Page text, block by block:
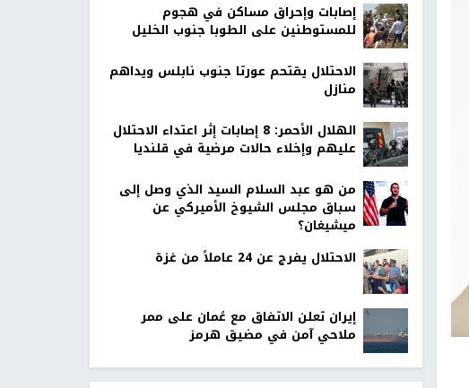
إصابات وإحراق مساكن في هجوم
للمستوطنين على الطوبا جنوب الخليل
الاحتلال يقتحم عورتا جنوب نابلس ويداهم
منازل
الهلال الأحمر: 8 إصابات إثر اعتداء الاحتلال
عليهم وإخلاء حالات مرضية في قلنديا
من هو عبد السلام السيد الذي وصل إلى
سباق مجلس الشيوخ الأميركي عن
ميشيغان؟
الاحتلال يفرج عن 24 عاملاً من غزة
إيران تعلن الاتفاق مع عُمان على ممر
ملاحي آمن في مضيق هرمز